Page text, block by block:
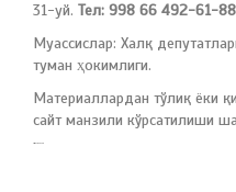
31-уй. Тел: 998 66 492-61-
Муассислар: Халқ
туман ҳокимлиги.
Материаллардан тўлиқ ёки
сайт манзили кўрсатилиши